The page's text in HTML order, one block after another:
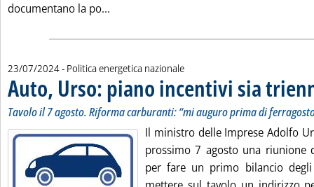
documentano la po...
23/07/2024- Politica energetica nazionale
Auto, Urso: piano incentivi sia
Tavolo il 7 agosto. Riforma carburanti: “mi auguro prima di
Il ministro delle Imprese Adolfo
prossimo 7 agosto una riunione
per fare un primo bilancio